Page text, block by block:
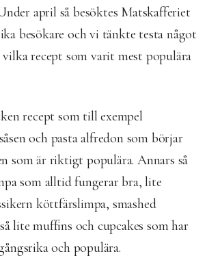
april så besöktes Matskafferiet
besökare och vi tänkte testa något
recept som varit mest populära
recept som till exempel
och pasta alfredon som börjar
som är riktigt populära. Annars så
som alltid fungerar bra, lite
köttfärslimpa, smashed
lite muffins och cupcakes som har
och populära.